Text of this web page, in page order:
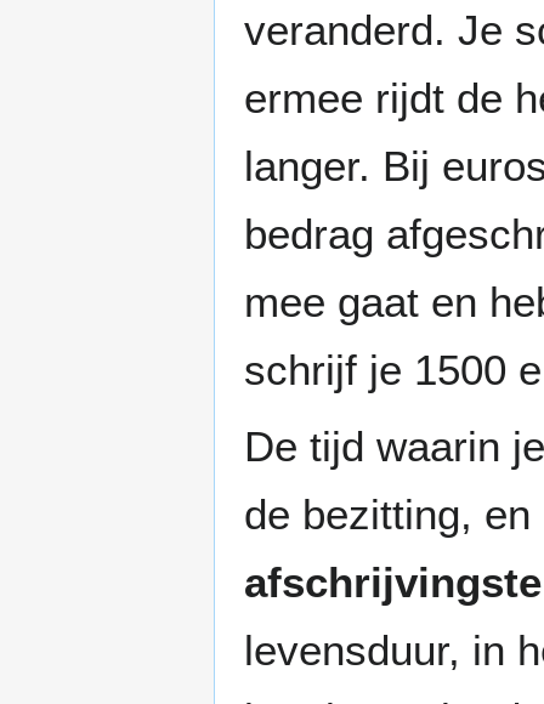
veranderd. Je
ermee rijdt de
langer. Bij
bedrag
mee gaat en
schrijf je 1500
De tijd waarin
de bezitting,
levensduur, in